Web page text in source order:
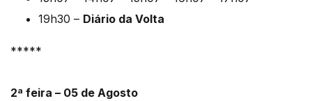
19h30 – Diário da Volta
*****
2ª feira – 05 de Agosto